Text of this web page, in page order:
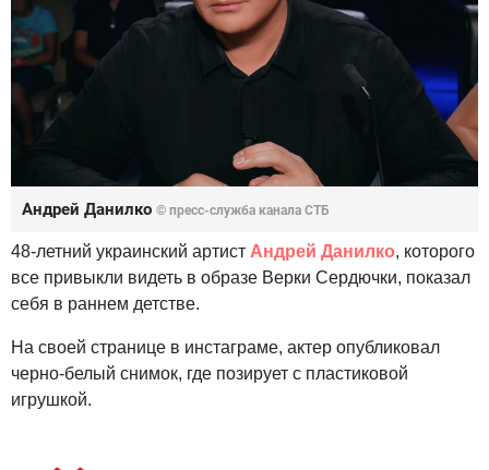
Андрей Данилко © пресс-служба канала СТБ
48-летний украинский артист Андрей Данилко, которого
все привыкли видеть в образе Верки Сердючки, показал
себя в раннем детстве.
На своей странице в инстаграме, актер опубликовал
черно-белый снимок, где позирует с пластиковой
игрушкой.